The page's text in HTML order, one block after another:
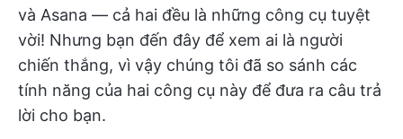
và Asana — cả hai đều là những công cụ tuyệt
vời! Nhưng bạn đến đây để xem ai là người
chiến thắng, vì vậy chúng tôi đã so sánh các
tính năng của hai công cụ này để đưa ra câu trả
lời cho bạn.